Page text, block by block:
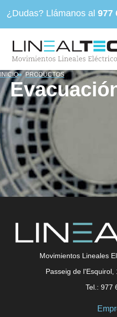
¿Dudas? Llámanos al 977
INICIO PRODUCTOS
Movimientos Lineales
Passeig de l'Esquirol,
Tel.: 977